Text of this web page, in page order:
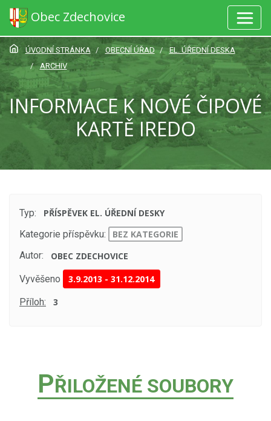
Obec Zdechovice
ÚVODNÍ STRÁNKA OBECNÍ ÚŘAD
EL. ÚŘEDNÍ DESKA
ARCHIV
INFORMACE K NOVÉ ČIPOVÉ
KARTĚ IREDO
Typ:
PŘÍSPĚVEK EL. ÚŘEDNÍ DESKY
Kategorie příspěvku:
BEZ KATEGORIE
Autor:
OBEC ZDECHOVICE
Vyvěšeno 3.9.2013 -31.12.2014
Příloh: 3
PŘILOŽENÉ SOUBORY